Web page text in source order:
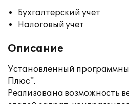
Бухгалтерский учет
Налоговый учет
Описание
Установленный
Плюс".
Реализована возможность